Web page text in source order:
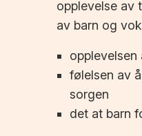
opplevelse av
av barn og
følelsen av
sorgen
det at barn